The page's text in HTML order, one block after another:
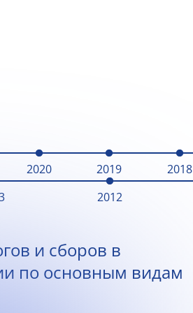
2020 2019 2018
2012
и сборов в
по основным видам